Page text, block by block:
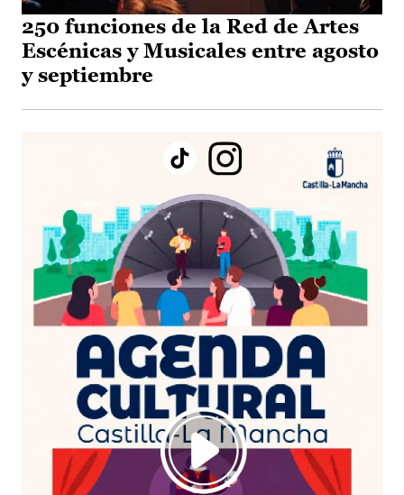
250 funciones de la Red de Artes
Escénicas y Musicales entre agosto
y septiembre